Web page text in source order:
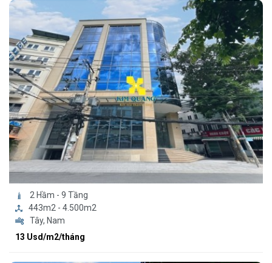
2 Hầm - 9 Tầng
443m2 - 4.500m2
Tây, Nam
13 Usd/m2/tháng